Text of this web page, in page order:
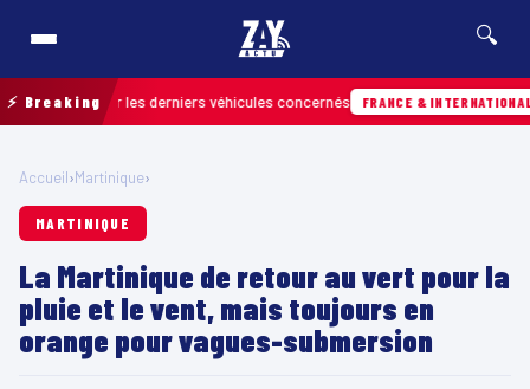
🔍
⚡ Breakingles derniers véhicules concernés FRANCE & INTERNATIONALE
Accueil›Martinique›
MARTINIQUE
La Martinique de retour au vert pour la
pluie et le vent, mais toujours en
orange pour vagues-submersion